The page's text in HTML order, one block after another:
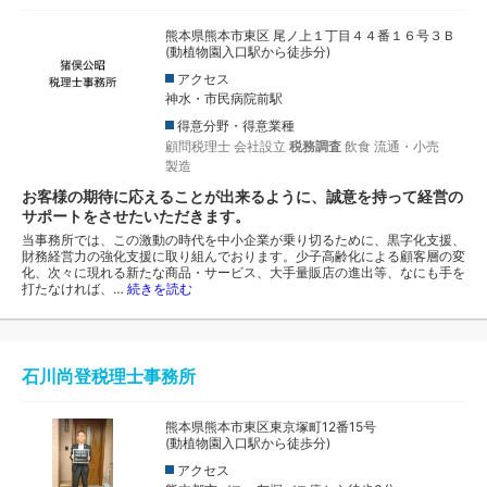
熊本県熊本市東区 尾ノ上１丁目４４番１６号３Ｂ
(動植物園入口駅から徒歩分)
アクセス
神水・市民病院前駅
得意分野・得意業種
顧問税理士 会社設立 税務調査 飲食 流通・小売
製造
お客様の期待に応えることが出来るように、誠意を持って経営の
サポートをさせたいただきます。
当事務所では、この激動の時代を中小企業が乗り切るために、黒字化支援、
財務経営力の強化支援に取り組んでおります。少子高齢化による顧客層の変
化、次々に現れる新たな商品・サービス、大手量販店の進出等、なにも手を
打たなければ、… 続きを読む
石川尚登税理士事務所
熊本県熊本市東区東京塚町12番15号
(動植物園入口駅から徒歩分)
アクセス